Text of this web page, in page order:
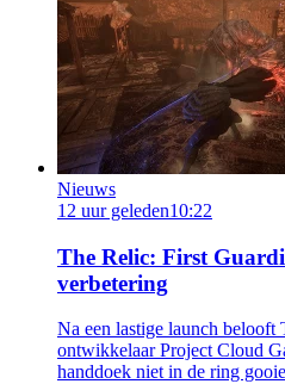
Nieuws
12 uur geleden10:22
The Relic: First
verbetering
Na een lastige launch
ontwikkelaar Project Cloud
handdoek niet in de ring